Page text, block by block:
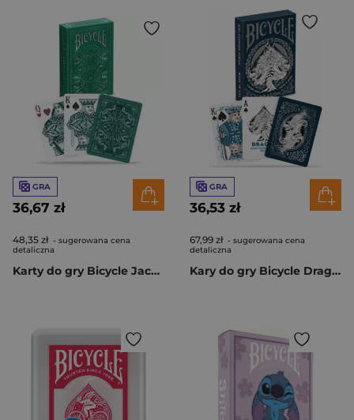
GRA
36,67 zł
48,35 zł - sugerowana cena
detaliczna
Karty do gry Bicycle Jacquard
GRA
36,53 zł
67,99 zł - sugerowana cena
detaliczna
Kary do gry Bicycle Dragon